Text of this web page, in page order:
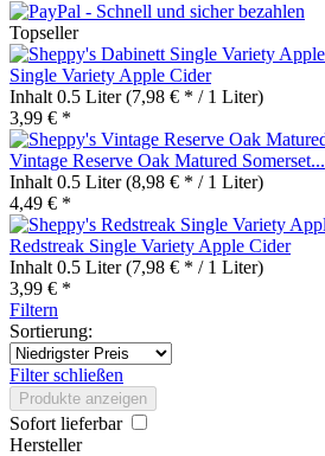
Topseller
Single Variety Apple Cider
Inhalt 0.5 Liter(7,98 € * / 1 Liter)
3,99 € *
Vintage Reserve Oak Matured Somerset...
Inhalt 0.5 Liter(8,98 € * / 1 Liter)
4,49 € *
Redstreak Single Variety Apple Cider
Inhalt 0.5 Liter(7,98 € * / 1 Liter)
3,99 € *
Filtern
Sortierung:
Filter schließen
Produkte anzeigen
Sofort lieferbar
Hersteller